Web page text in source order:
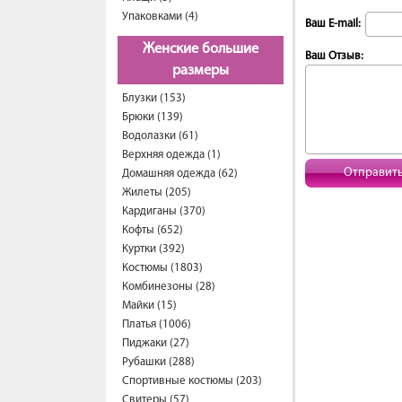
Упаковками (4)
Женские большие
размеры
Блузки (153)
Брюки (139)
Водолазки (61)
Верхняя одежда (1)
Домашняя одежда (62)
Жилеты (205)
Кардиганы (370)
Кофты (652)
Куртки (392)
Костюмы (1803)
Комбинезоны (28)
Майки (15)
Платья (1006)
Пиджаки (27)
Рубашки (288)
Спортивные костюмы (203)
Ваш E-mail:
Ваш Отзыв: